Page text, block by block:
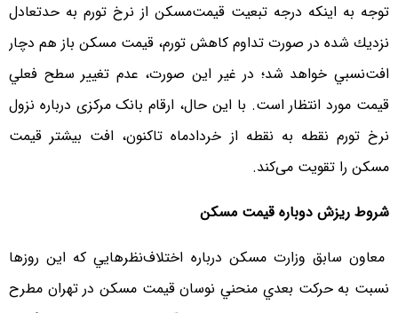
توجه به اينكه درجه تبعيت قيمت‌مسكن از نرخ تورم به حدتعادل
نزديك شده در صورت تداوم كاهش تورم، قيمت مسكن باز هم دچار
افت‌نسبي خواهد شد؛ در غير اين صورت، عدم تغيير سطح فعلي
قيمت مورد انتظار است. با این حال، ارقام بانک مرکزی درباره نزول
نرخ تورم نقطه به نقطه از خردادماه تاکنون، افت بیشتر قیمت
مسکن را تقویت می‌کند.
شروط ريزش دوباره قيمت مسكن
معاون سابق وزارت مسكن درباره اختلاف‌نظرهايي كه اين روزها
نسبت به حركت بعدي منحني نوسان قيمت مسكن در تهران مطرح